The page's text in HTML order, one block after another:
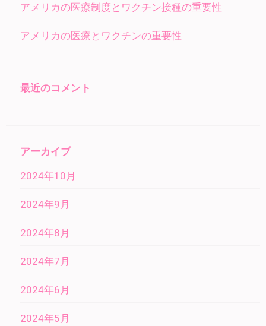
アメリカの医療制度とワクチン接種の重要性
アメリカの医療とワクチンの重要性
最近のコメント
アーカイブ
2024年10月
2024年9月
2024年8月
2024年7月
2024年6月
2024年5月